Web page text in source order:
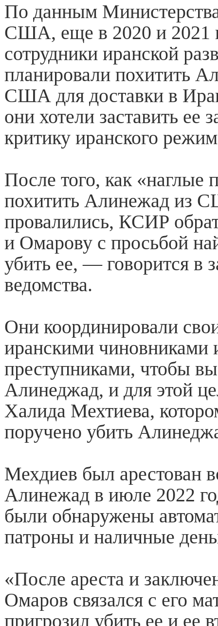
По данным
США, еще в 2020 и 2021
сотрудники иранской
планировали похитить
США для доставки в
они хотели заставить ее
критику иранского
После того, как «наглые
похитить Алинежад из
провалились, КСИР
и Омарову с просьбой
убить ее, — говорится в
ведомства.
Они координировали
иранскими чиновниками
преступниками, чтобы
Алинеджад, и для этой
Халида Мехтиева,
поручено убить
Мехдиев был арестован
Алинежад в июле 2022
были обнаружены
патроны и наличные
«После ареста и
Омаров связался с его
пригрозил убить ее и ее